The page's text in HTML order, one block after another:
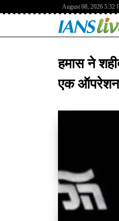
August 08, 2026 5:32
हमास ने
एक ऑपरेशन